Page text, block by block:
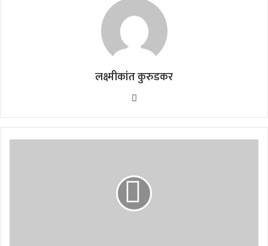
लक्ष्मीकांत कुरुडकर
Website